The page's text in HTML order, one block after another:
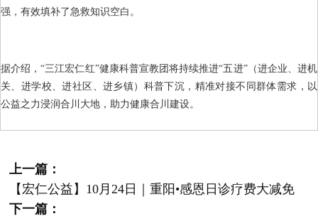
强，有效填补了急救知识空白。
据介绍，“三江宏仁红”健康科普宣教团将持续推进“五进”（进企业、进机
关、进学校、进社区、进乡镇）科普下沉，精准对接不同群体需求，以
公益之力浸润合川大地，助力健康合川建设。
上一篇：
【宏仁公益】10月24日｜重阳•感恩日诊疗费大减免
下一篇：